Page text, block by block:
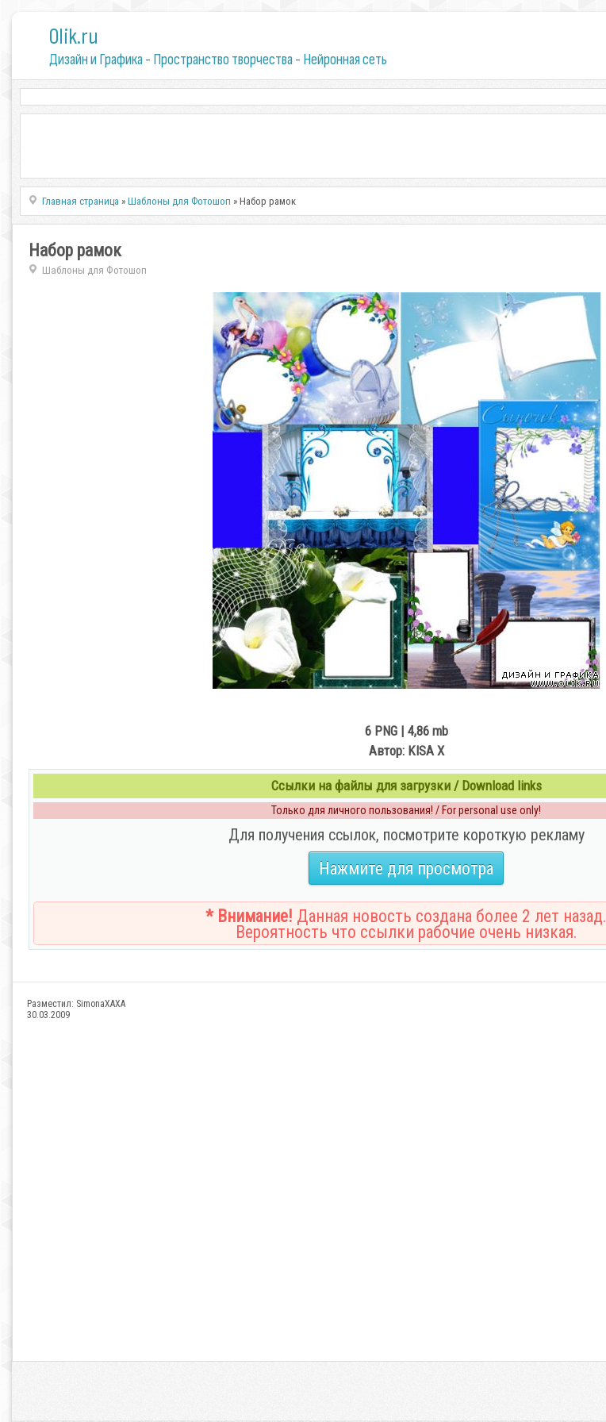
0lik.ru
Дизайн и Графика - Пространство творчества - Нейронная сеть
Главная страница »Шаблоны для Фотошоп » Набор рамок
Набор рамок
Шаблоны для Фотошоп
6 PNG | 4,86 mb
Автор: KISA X
Ссылки на файлы для загрузки / Download links
Только для личного пользования! / For personal use only!
Для получения ссылок, посмотрите короткую рекламу
Нажмите для просмотра
* Внимание! Данная новость создана более 2 лет назад.
Вероятность что ссылки рабочие очень низкая.
Разместил: SimonaXAXA
30.03.2009